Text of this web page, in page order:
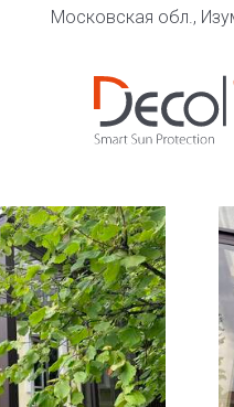
Московская обл.,